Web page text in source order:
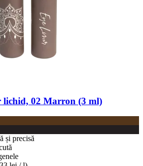
lichid, 02 Marron (3 ml)
și precisă